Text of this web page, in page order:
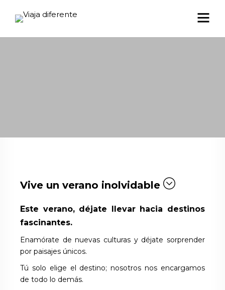
Vive un verano inolvidable
Este verano, déjate llevar hacia destinos
fascinantes.
Enamórate de nuevas culturas y déjate sorprender
por paisajes únicos.
Tú solo elige el destino; nosotros nos encargamos
de todo lo demás.